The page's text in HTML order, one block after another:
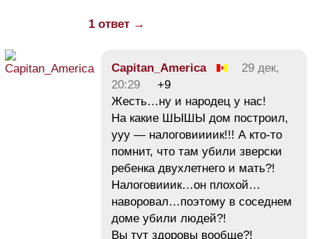
1 ответ →
Capitan_America
29 дек,
20:29
+9
Жесть…ну и народец у нас!
На какие ШЫШЫ дом построил,
ууу — налоговиииик!!! А кто-то
помнит, что там убили зверски
ребенка двухлетнего и мать?!
Налоговииик…он плохой…
наворовал…поэтому в соседнем
доме убили людей?!
Вы тут здоровы вообще?!